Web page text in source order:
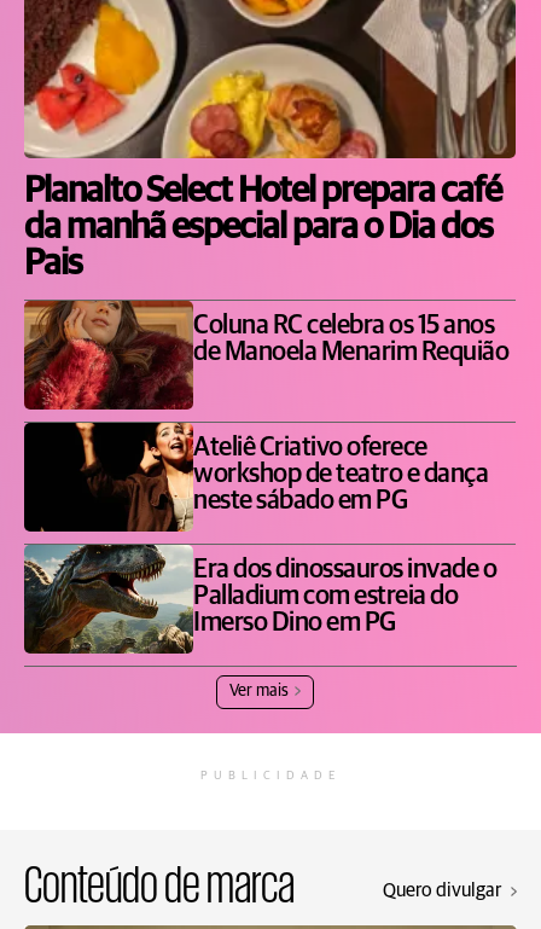
Planalto Select Hotel prepara café
da manhã especial para o Dia dos
Pais
Coluna RC celebra os 15 anos
de Manoela Menarim Requião
Ateliê Criativo oferece
workshop de teatro e dança
neste sábado em PG
Era dos dinossauros invade o
Palladium com estreia do
Imerso Dino em PG
Ver mais
PUBLICIDADE
Conteúdo de marca Quero divulgar